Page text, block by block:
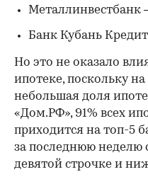
Металлинвестбанк
Банк Кубань
Но это не оказало
ипотеке, поскольку
небольшая доля
«Дом.РФ», 91% всех
приходится на топ-5
за последнюю неделю
девятой строчке и